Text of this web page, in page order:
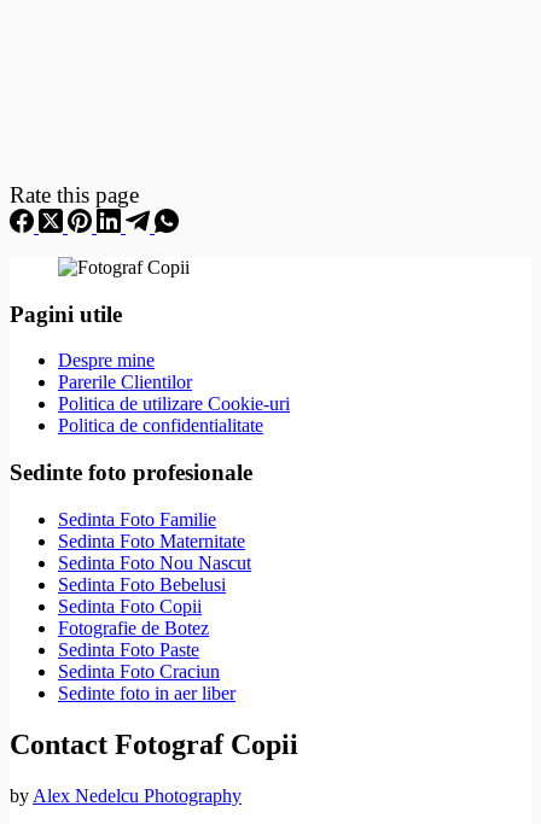
Rate this page
Pagini utile
Despre mine
Parerile Clientilor
Politica de utilizare Cookie-uri
Politica de confidentialitate
Sedinte foto profesionale
Sedinta Foto Familie
Sedinta Foto Maternitate
Sedinta Foto Nou Nascut
Sedinta Foto Bebelusi
Sedinta Foto Copii
Fotografie de Botez
Sedinta Foto Paste
Sedinta Foto Craciun
Sedinte foto in aer liber
Contact Fotograf Copii
by Alex Nedelcu Photography